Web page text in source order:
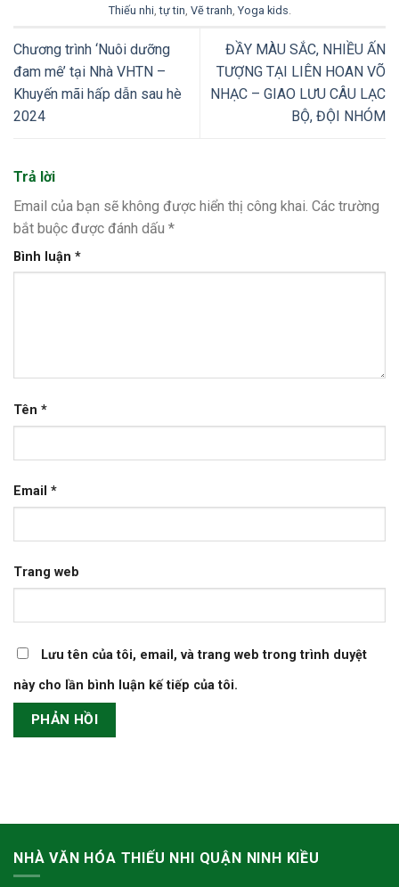
Thiếu nhi ,tự tin Vẽ tranh Yoga kids
Chương trình ‘Nuôi dưỡng
đam mê’ tại Nhà VHTN –
Khuyến mãi hấp dẫn sau hè
2024
ĐẦY MÀU SẮC, NHIỀU ẤN
TƯỢNG TẠI LIÊN HOAN VÕ
NHẠC – GIAO LƯU CÂU LẠC
BỘ, ĐỘI NHÓM
Trả lời
Email của bạn sẽ không được hiển thị công khai. Các trường
bắt buộc được đánh dấu *
Bình luận *
Tên *
Email *
Trang web
Lưu tên của tôi, email, và trang web trong trình duyệt
này cho lần bình luận kế tiếp của tôi.
NHÀ VĂN HÓA THIẾU NHI QUẬN NINH KIỀU